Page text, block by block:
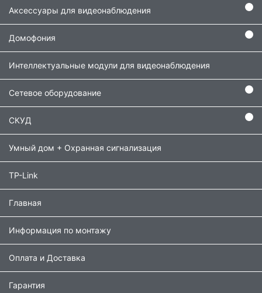
Аксессуары для видеонаблюдения
Домофония
Интеллектуальные модули для видеонаблюдения
Сетевое оборудование
СКУД
Умный дом + Охранная сигнализация
TP-Link
Главная
Информация по монтажу
Оплата и Доставка
Гарантия